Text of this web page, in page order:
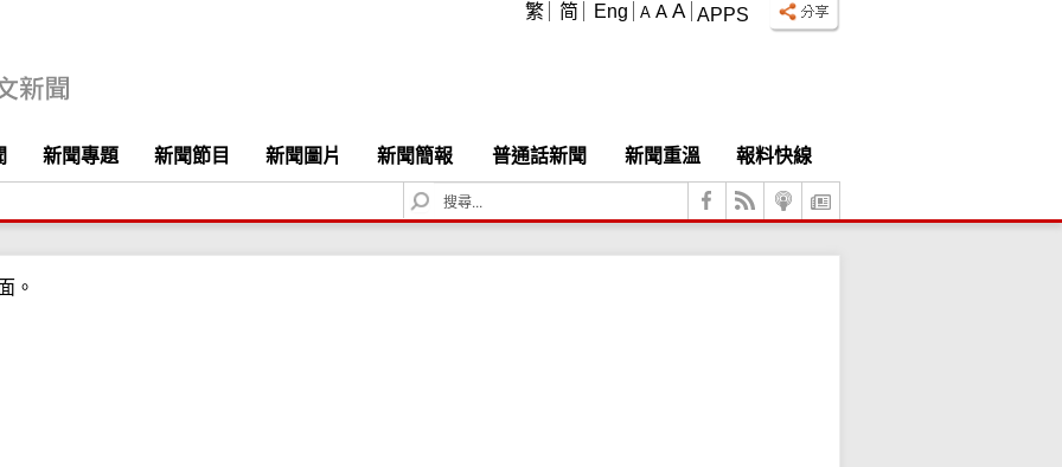
APPS
A A A
繁 简 Eng
新聞專題 新聞節目 新聞圖片 新聞簡報 普通話新聞 新聞重溫
報料快線
S
e
。